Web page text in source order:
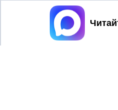
Принять